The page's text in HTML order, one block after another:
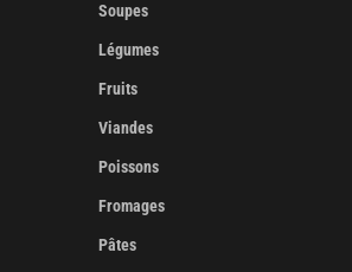
Soupes
Légumes
Fruits
Viandes
Poissons
Fromages
Pâtes